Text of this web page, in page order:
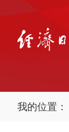
我的位置：